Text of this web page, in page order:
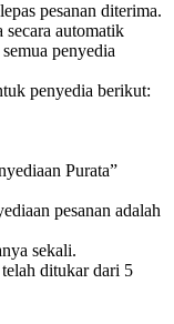
pesanan diterima.
secara automatik
penyedia
penyedia berikut:
Purata”
pesanan adalah
sekali.
telah ditukar dari 5